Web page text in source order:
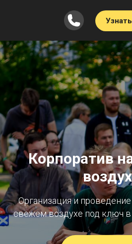
Узнать стоимость
Корпоратив
Организация и
свежем воздухе под ключ